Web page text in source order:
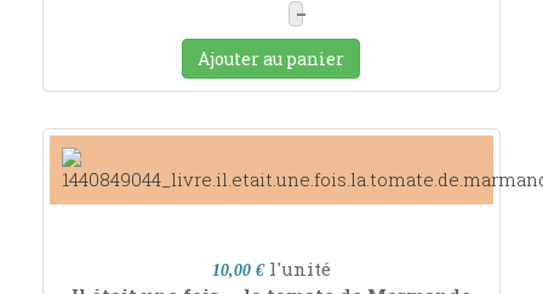
–
Ajouter au panier
10,00 € l'unité